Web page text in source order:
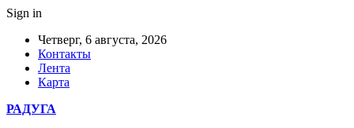
Sign in
Четверг, 6 августа, 2026
Контакты
Лента
Карта
РАДУГА